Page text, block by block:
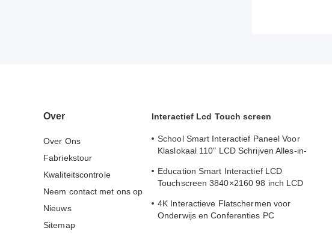
Over
Over Ons
Fabriekstour
Kwaliteitscontrole
Neem contact met ons op
Nieuws
Sitemap
Interactief Lcd Touch screen
School Smart Interactief Paneel Voor
Klaslokaal 110" LCD Schrijven Alles-in-
Education Smart Interactief LCD
Touchscreen 3840×2160 98 inch LCD
4K Interactieve Flatschermen voor
Onderwijs en Conferenties PC